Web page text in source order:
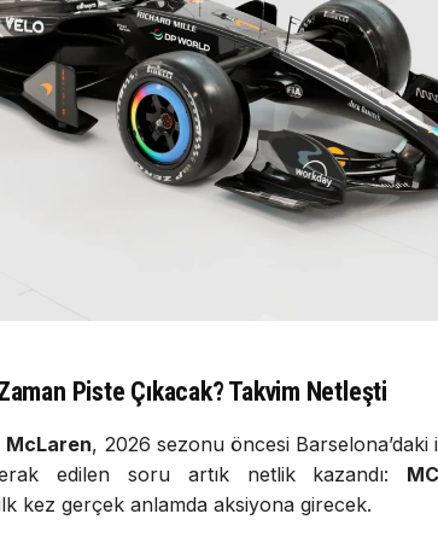
Piste Çıkacak? Takvim Netleşti
McLaren, 2026 sezonu öncesi Barselona’daki
edilen soru artık netlik kazandı:
kez gerçek anlamda aksiyona girecek.